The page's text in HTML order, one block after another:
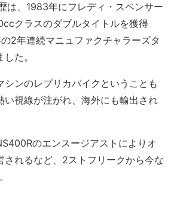
は、1983年にフレディ・スペンサー
クラスのダブルタイトルを獲得
2年連続マニュファクチャラーズタ
た。
シンのレプリカバイクということも
い視線が注がれ、海外にも輸出され
のエンスージアストによりオ
されるなど、2ストフリークから今な